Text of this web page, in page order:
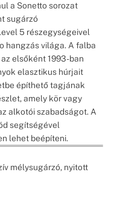
a Sonetto sorozat
sugárzó
5 részegységeivel
hangzás világa. A falba
elsőként 1993-ban
elasztikus húrjait
építhető tagjának
amely kör vagy
alkotói szabadságot. A
segítségével
lehet beépíteni.
mélysugárzó, nyitott